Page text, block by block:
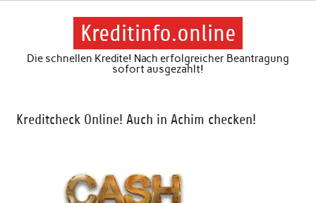
Skip
Kreditinfo.online
Die schnellen Kredite! Nach erfolgreicher Beantragung
sofort ausgezahlt!
Kreditcheck Online! Auch in Achim checken!